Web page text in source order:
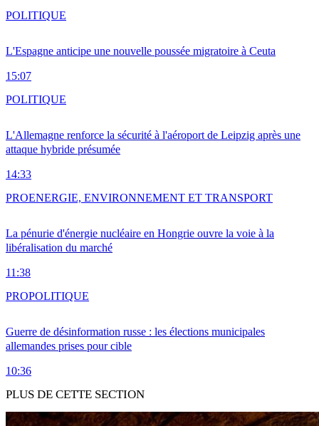
L'Espagne anticipe une nouvelle poussée migratoire à Ceuta
15:07
POLITIQUE
L'Allemagne renforce la sécurité à l'aéroport de Leipzig après une
attaque hybride présumée
14:33
POLITIQUE
La pénurie d'énergie nucléaire en Hongrie ouvre la voie à la
libéralisation du marché
11:38
PROENERGIE, ENVIRONNEMENT ET TRANSPORT
Guerre de désinformation russe : les élections municipales
allemandes prises pour cible
10:36
PROPOLITIQUE
PLUS DE CETTE SECTION